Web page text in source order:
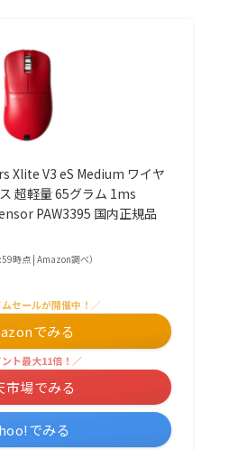
Xlite V3 eS Medium ワイヤ
超軽量 65グラム 1ms
PAW3395 国内正規品
時点 | Amazon調べ）
セールが開催中！／
でみる
ト最大11倍！／
市場でみる
でみる